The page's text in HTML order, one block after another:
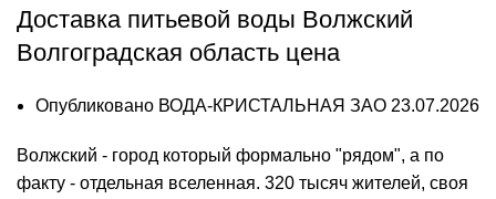
Доставка питьевой воды Волжский
Волгоградская область цена
Опубликовано ВОДА-КРИСТАЛЬНАЯ ЗАО 23.07.2026
Волжский - город который формально "рядом", а по
факту - отдельная вселенная. 320 тысяч жителей, своя